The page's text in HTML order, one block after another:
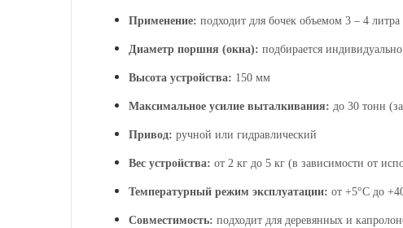
Применение: подходит для бочек объемом 3 – 4 литра
Диаметр поршня (окна): подбирается
Высота устройства: 150 мм
Максимальное усилие выталкивания: до 30 тонн
Привод: ручной или гидравлический
Вес устройства: от 2 кг до 5 кг (в зависимости от
Температурный режим эксплуатации: от +5°C до
Совместимость: подходит для деревянных и